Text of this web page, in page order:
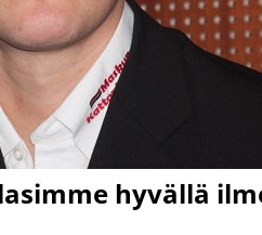
hyvällä